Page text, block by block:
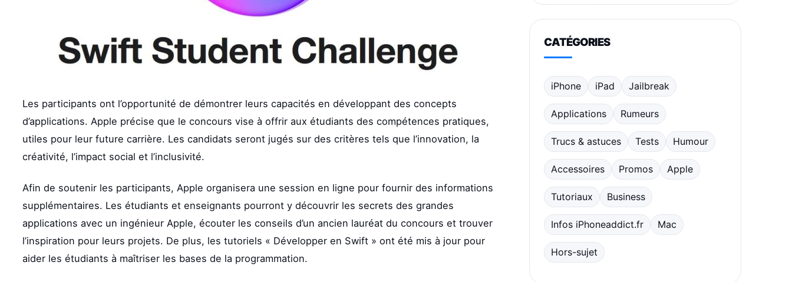
Les participants ont l’opportunité de démontrer leurs capacités en développant des concepts
d’applications. Apple précise que le concours vise à offrir aux étudiants des compétences pratiques,
utiles pour leur future carrière. Les candidats seront jugés sur des critères tels que l’innovation, la
créativité, l’impact social et l’inclusivité.
Afin de soutenir les participants, Apple organisera une session en ligne pour fournir des informations
supplémentaires. Les étudiants et enseignants pourront y découvrir les secrets des grandes
applications avec un ingénieur Apple, écouter les conseils d’un ancien lauréat du concours et trouver
l’inspiration pour leurs projets. De plus, les tutoriels « Développer en Swift » ont été mis à jour pour
aider les étudiants à maîtriser les bases de la programmation.
CATÉGORIES
iPhone iPad Jailbreak
Applications Rumeurs
Trucs & astuces Tests Humour
Accessoires Promos Apple
Tutoriaux Business
Infos iPhoneaddict.fr Mac
Hors-sujet